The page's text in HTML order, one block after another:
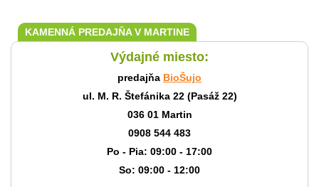
KAMENNÁ PREDAJŇA V MARTINE
Výdajné miesto:
predajňa BioŠujo
ul. M. R. Štefánika 22 (Pasáž 22)
036 01 Martin
0908 544 483
Po - Pia: 09:00 - 17:00
So: 09:00 - 12:00